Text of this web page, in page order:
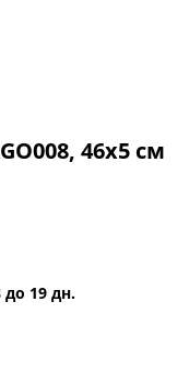
46х5 см
19 дн.